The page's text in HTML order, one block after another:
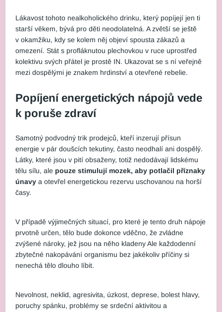
Lákavost tohoto nealkoholického drinku, který popíjejí jen ti
starší věkem, bývá pro děti neodolatelná. A zvětší se ještě
v okamžiku, kdy se kolem něj objeví spousta zákazů a
omezení. Stát s profláknutou plechovkou v ruce uprostřed
kolektivu svých přátel je prostě IN. Ukazovat se s ní veřejně
mezi dospělými je znakem hrdinství a otevřené rebelie.
Popíjení energetických nápojů vede
k poruše zdraví
Samotný podvodný trik prodejců, kteří inzerují přísun
energie v pár doušcích tekutiny, často neodhalí ani dospělý.
Látky, které jsou v pití obsaženy, totiž nedodávají lidskému
tělu sílu, ale pouze stimulují mozek, aby potlačil příznaky
únavy a otevřel energetickou rezervu uschovanou na horší
časy.
V případě výjimečných situací, pro které je tento druh nápoje
prvotně určen, tělo bude dokonce vděčno, že zvládne
zvýšené nároky, jež jsou na něho kladeny Ale každodenní
zbytečné nakopávání organismu bez jakékoliv příčiny si
nenechá tělo dlouho líbit.
Nevolnost, neklid, agresivita, úzkost, deprese, bolest hlavy,
poruchy spánku, problémy se srdeční aktivitou a